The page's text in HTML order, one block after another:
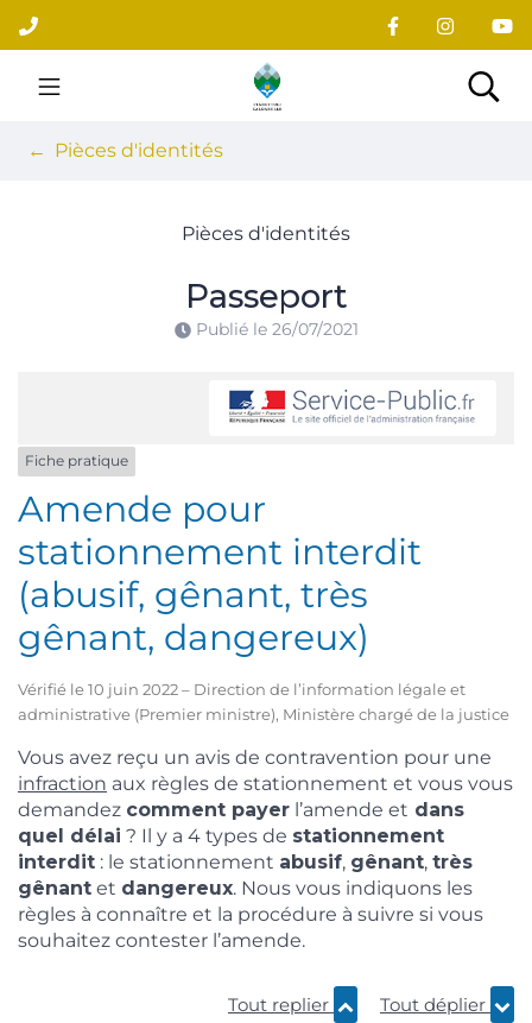
Aller
au
contenu
Site officiel du village
Pièces d'identités
Pièces d'identités
Passeport
Publié le 26/07/2021
Fiche pratique
Amende pour
stationnement interdit
(abusif, gênant, très
gênant, dangereux)
Vérifié le 10 juin 2022 – Direction de l’information légale et
administrative (Premier ministre), Ministère chargé de la justice
Vous avez reçu un avis de contravention pour une
infraction aux règles de stationnement et vous vous
demandez comment payer l’amende et dans
quel délai ? Il y a 4 types de stationnement
interdit : le stationnement abusif, gênant, très
gênant et dangereux. Nous vous indiquons les
règles à connaître et la procédure à suivre si vous
souhaitez contester l’amende.
Tout replier Tout déplier